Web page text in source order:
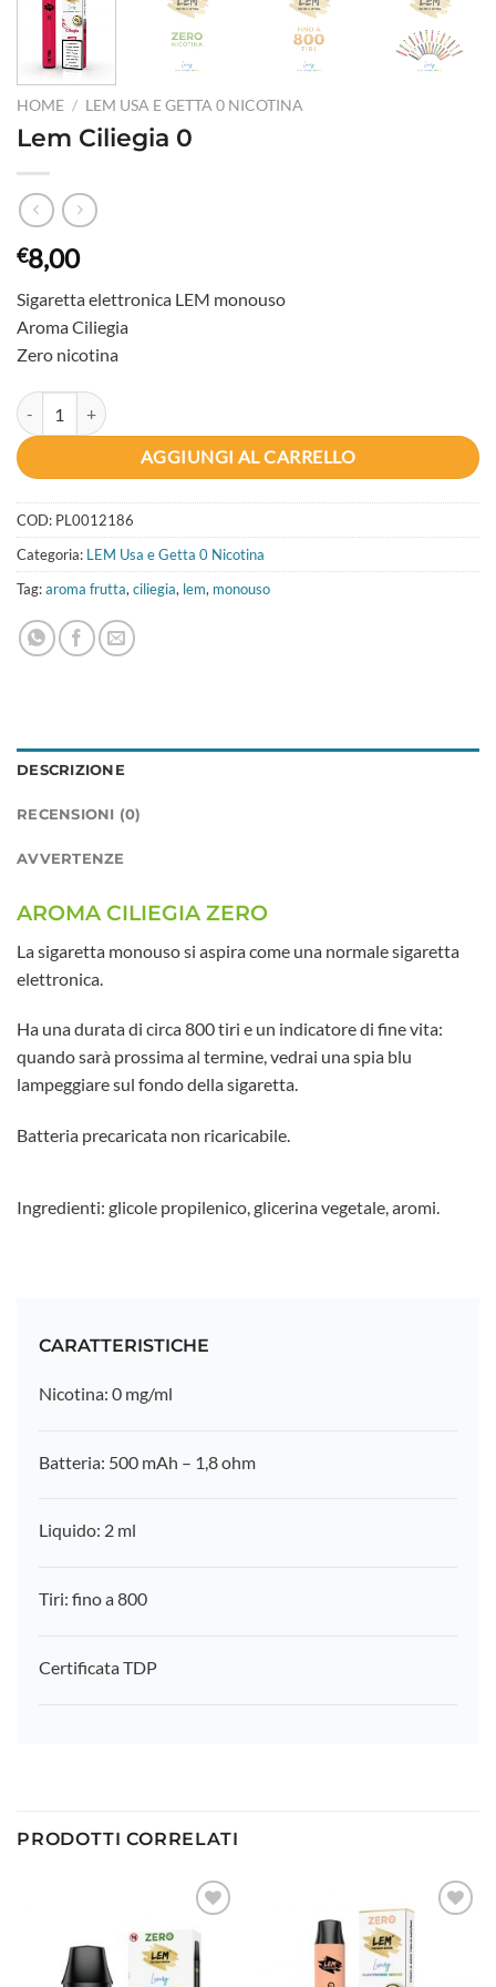
HOME / LEM USA E GETTA 0 NICOTINA
Lem Ciliegia 0
€8,00
Sigaretta elettronica LEM monouso
Aroma Ciliegia
Zero nicotina
Lem Ciliegia 0 quantità
AGGIUNGI AL CARRELLO
COD: PL0012186
Categoria: LEM Usa e Getta 0 Nicotina
Tag:aroma frutta, ciliegia, lem, monouso
DESCRIZIONE
RECENSIONI (0)
AVVERTENZE
AROMA CILIEGIA ZERO
La sigaretta monouso si aspira come una normale sigaretta
elettronica.
Ha una durata di circa 800 tiri e un indicatore di fine vita:
quando sarà prossima al termine, vedrai una spia blu
lampeggiare sul fondo della sigaretta.
Batteria precaricata non ricaricabile.
Ingredienti: glicole propilenico, glicerina vegetale, aromi.
CARATTERISTICHE
Nicotina: 0 mg/ml
Batteria: 500 mAh – 1,8 ohm
Liquido: 2 ml
Tiri: fino a 800
Certificata TDP
PRODOTTI CORRELATI
Aggiungi